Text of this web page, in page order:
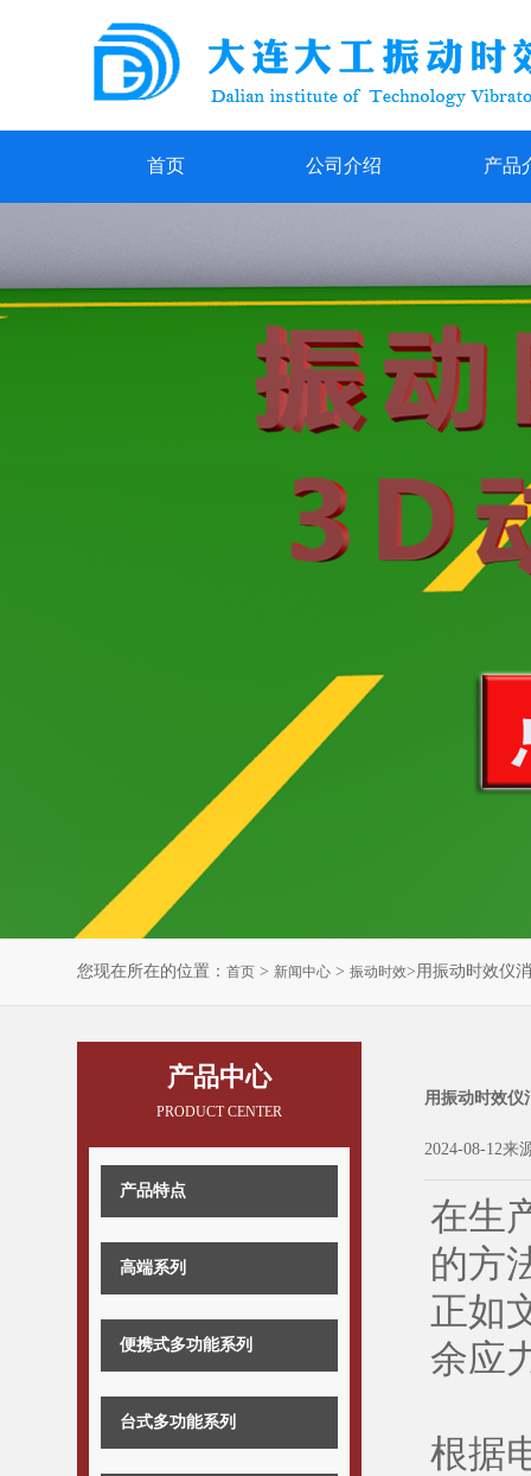
首页 公司介绍 产品
您现在所在的位置： 首页 > 新闻中心 > 振动时效>用振动时效仪
产品中心
PRODUCT CENTER
产品特点
高端系列
便携式多功能系列
台式多功能系列
用振动时效仪
2024-08-12来
在生
的方
正如
余应
根据